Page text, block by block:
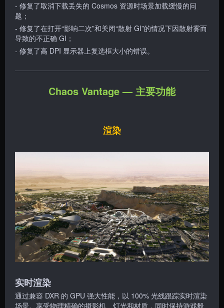
- 修复了取消下载丢失的 Cosmos 资源时场景加载缓慢的问
题；
- 修复了在打开“影响二次”和关闭“散射 GI”的情况下因散射雾而
导致的不正确 GI；
- 修复了高 DPI 显示器上复选框大小的错误。
Chaos Vantage — 主要功能
渲染
实时渲染
通过兼容 DXR 的 GPU 强大性能，以 100% 光线跟踪实时渲染
场景。享受物理精确的摄影机、灯光和材质，同时保持游戏般